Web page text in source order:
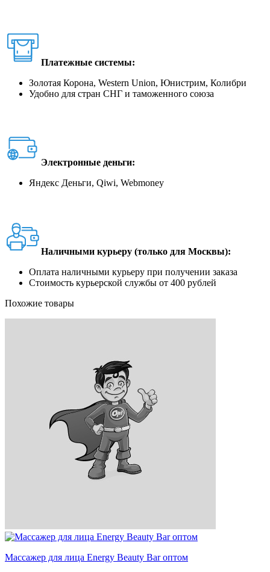
Платежные системы:
Золотая Корона, Western Union, Юнистрим, Колибри
Удобно для стран СНГ и таможенного союза
Электронные деньги:
Яндекс Деньги, Qiwi, Webmoney
Наличными курьеру (только для Москвы):
Оплата наличными курьеру при получении заказа
Стоимость курьерской службы от 400 рублей
Похожие товары
Массажер для лица Energy Beauty Bar оптом